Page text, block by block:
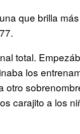
que brilla
total.
los
otro
carajito a los